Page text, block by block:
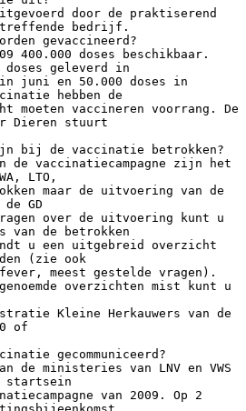
gecommuniceerd?
de ministeries van LNV en VWS
startsein
van 2009. Op 2